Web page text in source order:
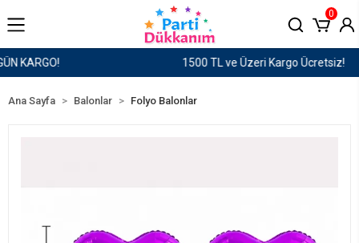
1500 TL ve Üzeri Kargo Ücretsiz!
0
Ana Sayfa Balonlar Folyo Balonlar